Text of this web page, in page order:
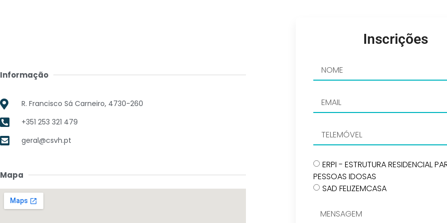
Informação
R. Francisco Sá Carneiro, 4730-260
+351 253 321 479
geral@csvh.pt
Mapa
Inscrições
ERPI - ESTRUTURA RESIDENCIAL
PESSOAS IDOSAS
SAD FELIZEMCASA